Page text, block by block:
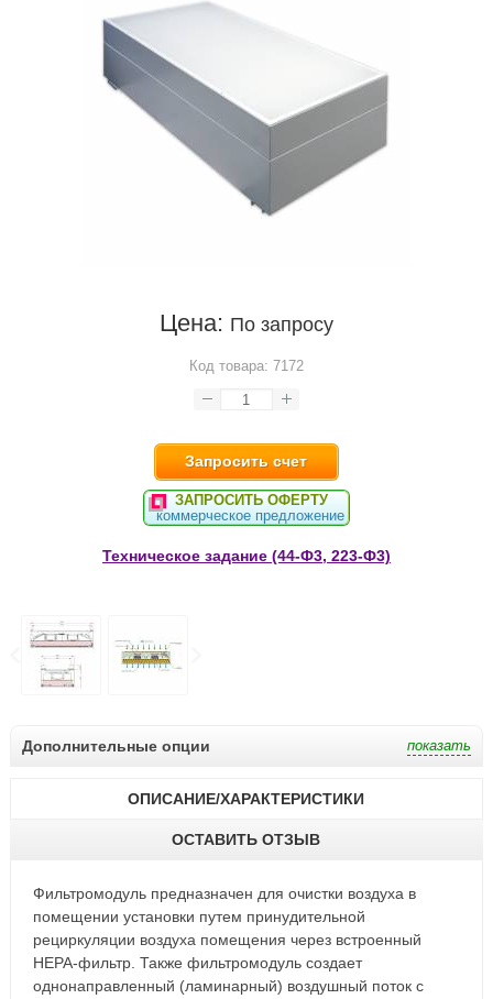
Цена: По запросу
Код товара: 7172
Запросить счет
ЗАПРОСИТЬ ОФЕРТУ
коммерческое предложение
Техническое задание (44-Ф3, 223-Ф3)
Дополнительные опции
ОПИСАНИЕ/ХАРАКТЕРИСТИКИ
ОСТАВИТЬ ОТЗЫВ
Фильтромодуль предназначен для очистки воздуха в
помещении установки путем принудительной
рециркуляции воздуха помещения через встроенный
НЕРА-фильтр. Также фильтромодуль создает
однонаправленный (ламинарный) воздушный поток с